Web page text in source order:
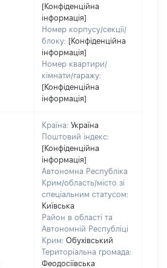
[Конфіденційна
інформація]
Номер корпусу/секції/
блоку: [Конфіденційна
інформація]
Номер квартири/
кімнати/гаражу:
[Конфіденційна
інформація]
Країна: Україна
Поштовий індекс:
[Конфіденційна
інформація]
Автономна Республіка
Крим/область/місто зі
спеціальним статусом:
Київська
Район в області та
Автономній Республіці
Крим: Обухівський
Територіальна громада:
Феодосіївська